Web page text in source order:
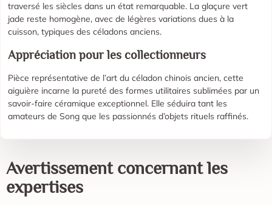
traversé les siècles dans un état remarquable. La glaçure vert
jade reste homogène, avec de légères variations dues à la
cuisson, typiques des céladons anciens.
Appréciation pour les collectionneurs
Pièce représentative de l’art du céladon chinois ancien, cette
aiguière incarne la pureté des formes utilitaires sublimées par un
savoir-faire céramique exceptionnel. Elle séduira tant les
amateurs de Song que les passionnés d’objets rituels raffinés.
Avertissement concernant les
expertises